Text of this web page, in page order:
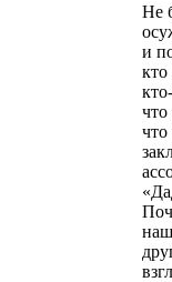
Не
и
кто
что